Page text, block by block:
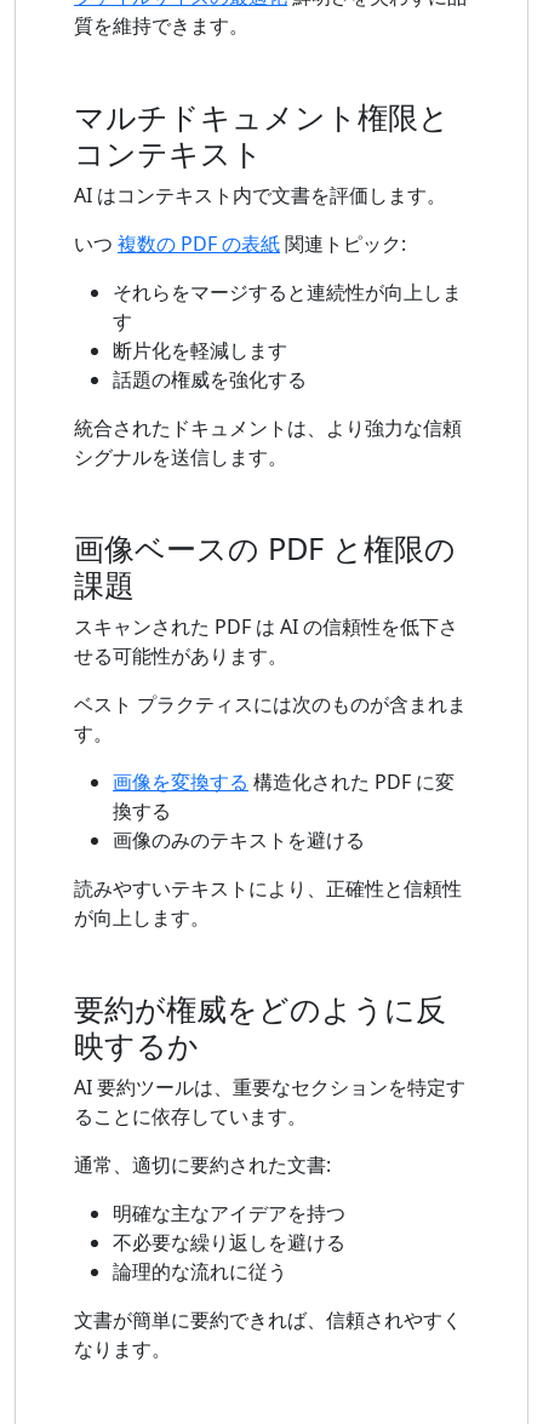
質を維持できます。
マルチドキュメント権限と
コンテキスト
AI はコンテキスト内で文書を評価します。
いつ 複数の PDF の表紙関連トピック:
それらをマージすると連続性が向上しま
す
断片化を軽減します
話題の権威を強化する
統合されたドキュメントは、より強力な信頼
シグナルを送信します。
画像ベースの PDF と権限の
課題
スキャンされた PDF は AI の信頼性を低下さ
せる可能性があります。
ベスト プラクティスには次のものが含まれま
す。
画像を変換する 構造化された PDF に変
換する
画像のみのテキストを避ける
読みやすいテキストにより、正確性と信頼性
が向上します。
要約が権威をどのように反
映するか
AI 要約ツールは、重要なセクションを特定す
ることに依存しています。
通常、適切に要約された文書:
明確な主なアイデアを持つ
不必要な繰り返しを避ける
論理的な流れに従う
文書が簡単に要約できれば、信頼されやすく
なります。